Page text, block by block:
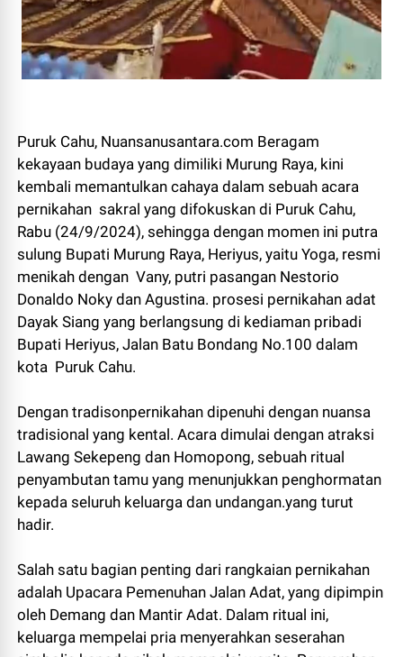
Puruk Cahu, Nuansanusantara.com Beragam
kekayaan budaya yang dimiliki Murung Raya, kini
kembali memantulkan cahaya dalam sebuah acara
pernikahan sakral yang difokuskan di Puruk Cahu,
Rabu (24/9/2024), sehingga dengan momen ini putra
sulung Bupati Murung Raya, Heriyus, yaitu Yoga, resmi
menikah dengan Vany, putri pasangan Nestorio
Donaldo Noky dan Agustina. prosesi pernikahan adat
Dayak Siang yang berlangsung di kediaman pribadi
Bupati Heriyus, Jalan Batu Bondang No.100 dalam
kota Puruk Cahu.
Dengan tradisonpernikahan dipenuhi dengan nuansa
tradisional yang kental. Acara dimulai dengan atraksi
Lawang Sekepeng dan Homopong, sebuah ritual
penyambutan tamu yang menunjukkan penghormatan
kepada seluruh keluarga dan undangan.yang turut
hadir.
Salah satu bagian penting dari rangkaian pernikahan
adalah Upacara Pemenuhan Jalan Adat, yang dipimpin
oleh Demang dan Mantir Adat. Dalam ritual ini,
keluarga mempelai pria menyerahkan seserahan